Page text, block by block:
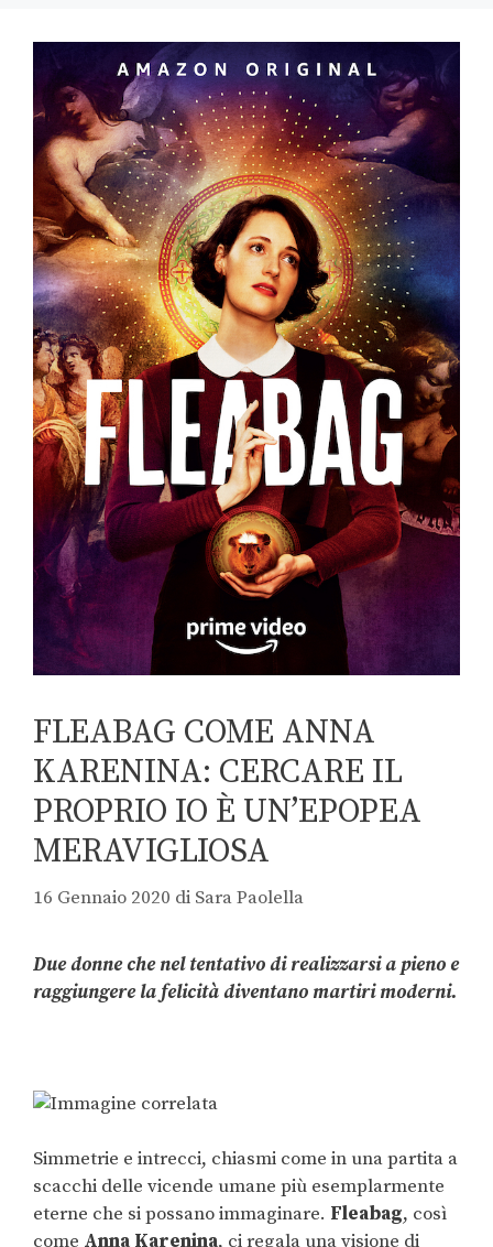
FLEABAG COME ANNA
KARENINA: CERCARE IL
PROPRIO IO È UN’EPOPEA
MERAVIGLIOSA
16 Gennaio 2020 di Sara Paolella
Due donne che nel tentativo di realizzarsi a pieno e
raggiungere la felicità diventano martiri moderni.
Simmetrie e intrecci, chiasmi come in una partita a
scacchi delle vicende umane più esemplarmente
eterne che si possano immaginare. Fleabag, così
come Anna Karenina, ci regala una visione di